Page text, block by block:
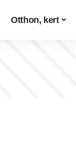
Otthon, kert